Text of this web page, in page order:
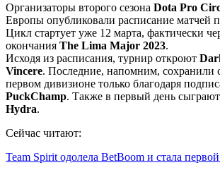
Организаторы второго сезона Dota Pro
Европы опубликовали расписание матчей
Цикл стартует уже 12 марта, фактически
окончания The Lima Major 2023.
Исходя из расписания, турнир откроют
Vincere. Последние, напомним, сохранили
первом дивизионе только благодаря
PuckChamp. Также в первый день сыграют
Hydra.
Сейчас читают:
Team Spirit одолела BetBoom и стала